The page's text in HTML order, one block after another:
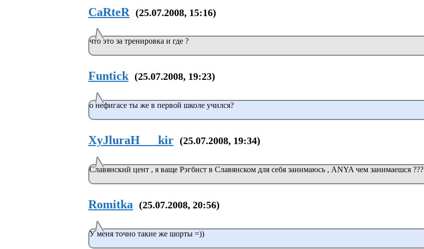
CaRteR (25.07.2008, 15:16)
что это за тренировка и где ?
Funtick (25.07.2008, 19:23)
о нефигасе ты же в первой школе учился?
XyJluraH___kir (25.07.2008, 19:34)
Славянский цент , я ваще Рэгбист в Славянском для себя занимаюсь , ANYA чем занимаешся ???
Romitka (25.07.2008, 20:56)
У меня точно такие же шорты =))